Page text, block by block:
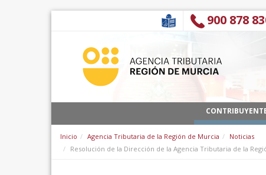
900 878
Inicio Agencia Tributaria de la Región de Murcia
Noticias
Resolución de la Dirección de la Agencia Tributaria de la